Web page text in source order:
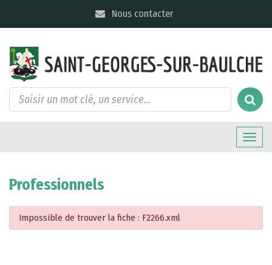
Nous contacter
Toggle
Professionnels
Impossible de trouver la fiche : F2266.xml